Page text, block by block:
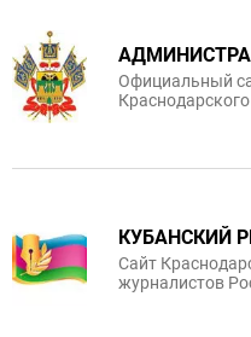
Официальный
КУБАНСКИЙ
Сайт
журналистов